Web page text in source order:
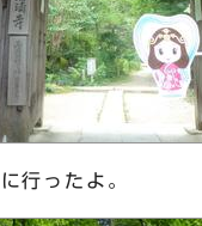
行ったよ。